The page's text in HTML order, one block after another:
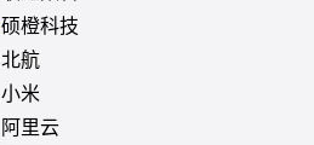
硕橙科技
北航
小米
阿里云